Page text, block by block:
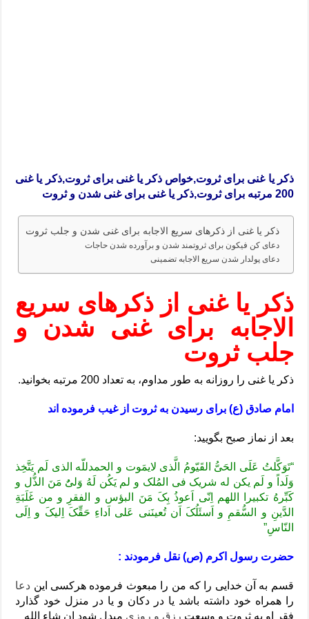
ذکر یا غنی برای ثروت,خواص ذکر یا غنی برای ثروت,ذکر یا غنی
200 مرتبه برای ثروت,ذکر یا غنی برای غنی شدن و ثروت
ذکر یا غنی از ذکرهای سریع الاجابه برای غنی شدن و جلب ثروت
دعای کن فیکون برای ثروتمند شدن و برآورده شدن حاجات
دعای پولدار شدن سریع الاجابه تضمینی
ذکر یا غنی از ذکرهای سریع
الاجابه برای غنی شدن و
جلب ثروت
ذکر یا غنی را روزانه به طور مداوم، به تعداد 200 مرتبه بخوانید.
امام صادق (ع) برای رسیدن به ثروت از غیب فرموده اند
بعد از نماز صبح بگویید:
“تَوَکَّلتُ عَلَى الحَىُّ القَیّومُ الَّذى لایمَوت و الحمدللّه الذى لَم یَتَّخِذ
وَلَداً و لَم یکن له شریک فى المُلک و لم یَکُن لَهُ وَلىٌُ مَنَ الذُّل و
کَبِّرهُ تکبیرا اللهم اِنّى اَعوذُ بِکَ مَنَ البؤس و الفقرِ و من غَلَبَةِ
الدَّینِ و السُّقمِ و اَسئَلُکَ اَن تُعینَنى عَلى اَداءِ حَقِّکَ اِلیکَ و اِلَى
النّاسِ”
حضرت رسول اکرم (ص) نقل فرمودند :
قسم به آن خدایی را که من را مبعوث فرموده هرکسی این دعا
را همراه خود داشته باشد یا در دکان و یا در منزل خود گذارد
فقر او به ثروت و وسعتِ رزق و روزی مبدل شود ان شاء الله